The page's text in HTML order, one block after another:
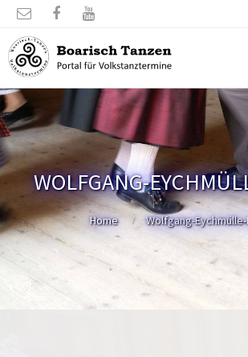
  
WOLFGANG-
Home Wolfgang-Eychmülle-